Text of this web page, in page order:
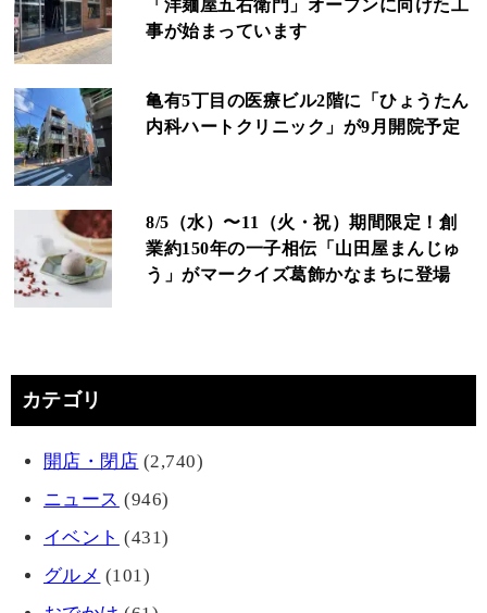
「洋麺屋五右衛門」オープンに向けた工
事が始まっています
亀有5丁目の医療ビル2階に「ひょうたん
内科ハートクリニック」が9月開院予定
8/5（水）〜11（火・祝）期間限定！創
業約150年の一子相伝「山田屋まんじゅ
う」がマークイズ葛飾かなまちに登場
カテゴリ
開店・閉店 (2,740)
ニュース (946)
イベント (431)
グルメ (101)